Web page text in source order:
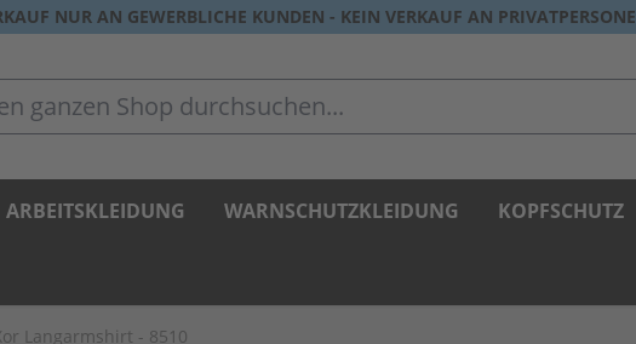
NUR AN GEWERBLICHE KUNDEN - KEIN VERKAUF AN
Shop durchsuchen...
ARBEITSKLEIDUNG WARNSCHUTZKLEIDUNG KOPFSCHUTZ
Langarmshirt - 8510